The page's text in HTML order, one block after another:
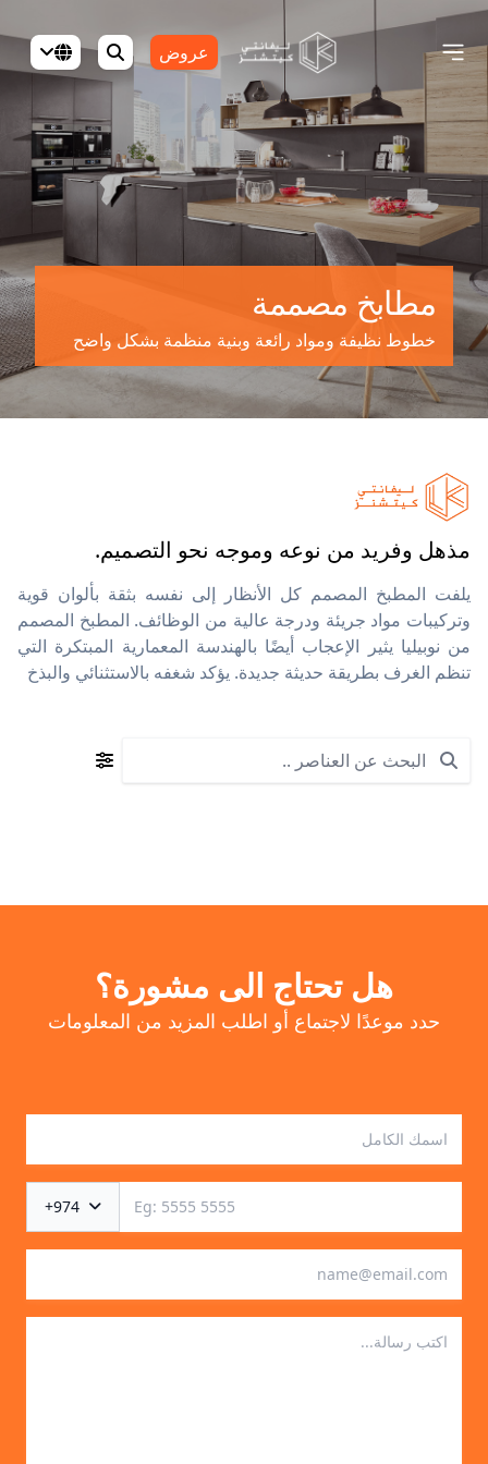
عروض
مطابخ مصممة
خطوط نظيفة ومواد رائعة وبنية منظمة بشكل واضح
مذهل وفريد من نوعه وموجه نحو التصميم.
يلفت المطبخ المصمم كل الأنظار إلى نفسه بثقة بألوان قوية
وتركيبات مواد جريئة ودرجة عالية من الوظائف. المطبخ المصمم
من نوبيليا يثير الإعجاب أيضًا بالهندسة المعمارية المبتكرة التي
تنظم الغرف بطريقة حديثة جديدة. يؤكد شغفه بالاستثنائي والبذخ
Search
هل تحتاج الى مشورة؟
حدد موعدًا لاجتماع أو اطلب المزيد من المعلومات
+974